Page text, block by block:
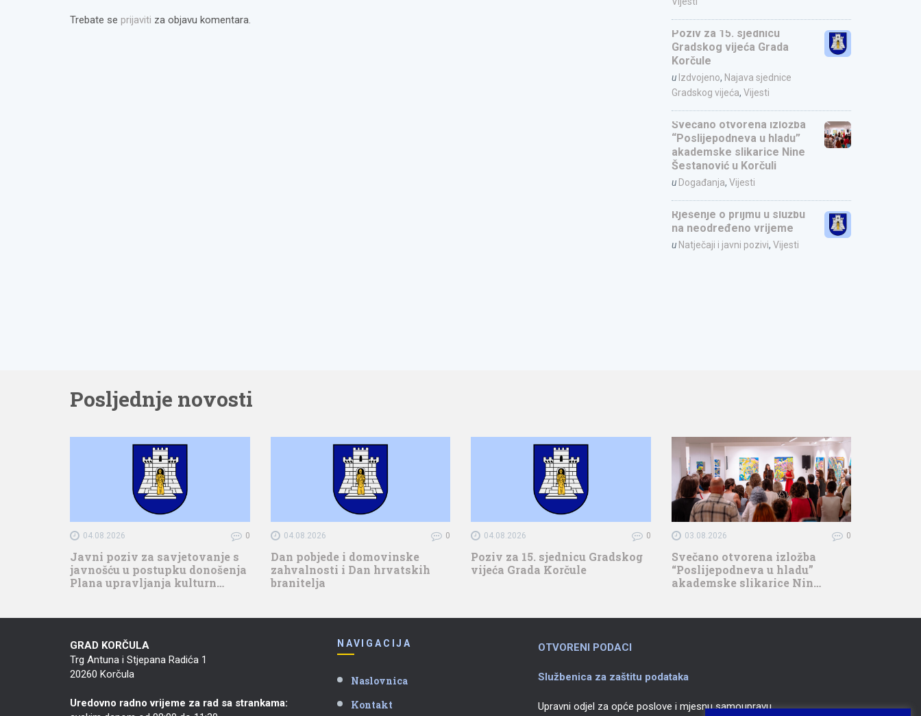
Trebate se prijaviti za objavu komentara.
Poziv za 15. sjednicu
Gradskog vijeća Grada
Korčule
u Izdvojeno, Najava sjednice
Gradskog vijeća, Vijesti
Svečano otvorena izložba
“Poslijepodneva u hladu”
akademske slikarice Nine
Šestanović u Korčuli
u Događanja, Vijesti
Rješenje o prijmu u službu
na neodređeno vrijeme
u Natječaji i javni pozivi, Vijesti
Posljednje novosti
04.08.2026 0
Javni poziv za savjetovanje s
javnošću u postupku donošenja
Plana upravljanja kulturn…
04.08.2026 0
Dan pobjede i domovinske
zahvalnosti i Dan hrvatskih
branitelja
04.08.2026 0
Poziv za 15. sjednicu Gradskog
vijeća Grada Korčule
03.08.2026 0
Svečano otvorena izložba
“Poslijepodneva u hladu”
akademske slikarice Nin…
GRAD KORČULA
Trg Antuna i Stjepana Radića 1
20260 Korčula
Uredovno radno vrijeme za rad sa strankama:
NAVIGACIJA
Naslovnica
Kontakt
OTVORENI PODACI
Službenica za zaštitu podataka
Upravni odjel za opće poslove i mjesnu samoupravu